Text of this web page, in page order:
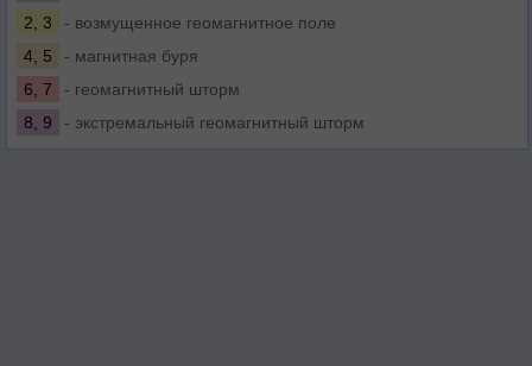
2, 3
- возмущенное геомагнитное поле
4, 5
- магнитная буря
6, 7
- геомагнитный шторм
8, 9
- экстремальный геомагнитный шторм